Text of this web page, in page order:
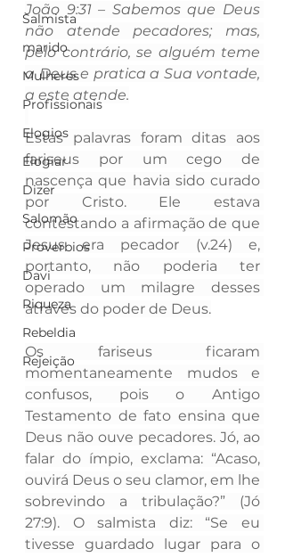
Salmista
marido
Mulheres
Profissionais
Elogios
Elogiar
Dizer
Salomão
Proverbios
Davi
Riqueza
Rebeldia
Rejeição
João 9:31 – Sabemos que Deus
não atende pecadores; mas,
pelo contrário, se alguém teme
a Deus e pratica a Sua vontade,
a este atende.
Estas palavras foram ditas aos
fariseus por um cego de
nascença que havia sido curado
por Cristo. Ele estava
contestando a afirmação de que
Jesus era pecador (v.24) e,
portanto, não poderia ter
operado um milagre desses
através do poder de Deus.
Os fariseus ficaram
momentaneamente mudos e
confusos, pois o Antigo
Testamento de fato ensina que
Deus não ouve pecadores. Jó, ao
falar do ímpio, exclama: “Acaso,
ouvirá Deus o seu clamor, em lhe
sobrevindo a tribulação?” (Jó
27:9). O salmista diz: “Se eu
tivesse guardado lugar para o